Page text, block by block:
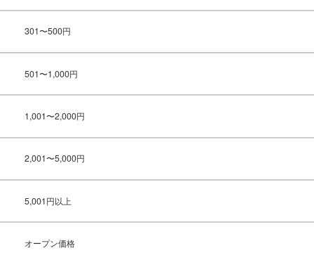
301〜500円
501〜1,000円
1,001〜2,000円
2,001〜5,000円
5,001円以上
オープン価格